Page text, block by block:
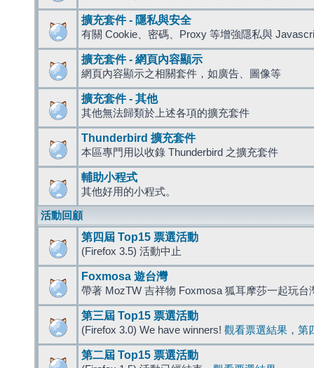
擴充套件 - 隱私與安全
有關 Cookie、密碼、Proxy 等增強隱私與
擴充套件 - 網頁內容顯示
網頁內容顯示之相關套件，如廣告、圖像等
擴充套件 - 其他
其他無法歸類於上述各項的擴充套件
Thunderbird 擴充套件
本區專門用以收錄 Thunderbird 之擴充套件
輔助小程式
其他好用的小程式。
活動回顧
第四屆 Top15 票選活動
(Firefox 3.5) 活動中止
Foxmosa 遊台灣
帶著 MozTW 吉祥物 Foxmosa 狐耳摩莎一起玩台
第三屆 Top15 票選活動
(Firefox 3.0) We have winners! 觀看票選結果 ， 第
第二屆 Top15 票選活動